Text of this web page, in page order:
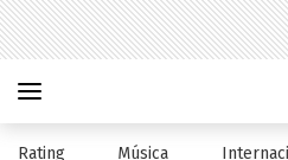
Rating Música